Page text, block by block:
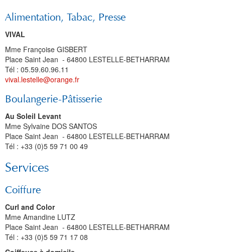
Alimentation, Tabac, Presse
VIVAL
Mme Françoise GISBERT
Place Saint Jean - 64800 LESTELLE-BETHARRAM
Tél : 05.59.60.96.11
vival.lestelle@orange.fr
Boulangerie-Pâtisserie
Au Soleil Levant
Mme Sylvaine DOS SANTOS
Place Saint Jean - 64800 LESTELLE-BETHARRAM
Tél : +33 (0)5 59 71 00 49
Services
Coiffure
Curl and Color
Mme Amandine LUTZ
Place Saint Jean - 64800 LESTELLE-BETHARRAM
Tél : +33 (0)5 59 71 17 08